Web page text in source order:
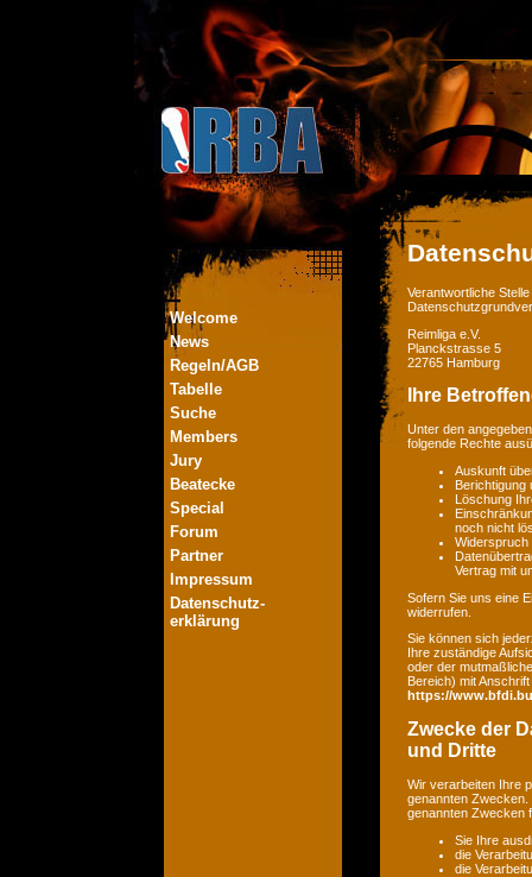
Welcome
News
Regeln/AGB
Tabelle
Suche
Members
Jury
Beatecke
Special
Forum
Partner
Impressum
Datenschutz-
erklärung
Verantwortliche
Reimliga e.V.
Planckstrasse 5
22765 Hamburg
Ihre
Unter den
folgende Rechte
Auskunft
Berichtigung
Löschung
noch nicht
Widerspruch
Vertrag mit
Sofern Sie uns eine
widerrufen.
Sie können sich
Ihre zuständige
oder der
Bereich) mit
https://
Zwecke der
und Dritte
Wir verarbeiten Ihre
genannten
genannten Zwecken
Sie Ihre
die
die